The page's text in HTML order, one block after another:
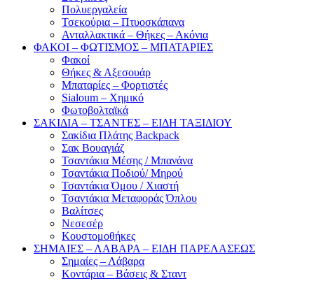
Πολυεργαλεία
Τσεκούρια – Πτυοσκάπανα
Ανταλλακτικά – Θήκες – Ακόνια
ΦΑΚΟΙ – ΦΩΤΙΣΜΟΣ – ΜΠΑΤΑΡΙΕΣ
Φακοί
Θήκες & Αξεσουάρ
Μπαταρίες – Φορτιστές
Sialoum – Χημικό
Φωτοβολταϊκά
ΣΑΚΙΔΙΑ – ΤΣΑΝΤΕΣ – ΕΙΔΗ ΤΑΞΙΔΙΟΥ
Σακίδια Πλάτης Backpack
Σακ Βουαγιάζ
Τσαντάκια Μέσης / Μπανάνα
Τσαντάκια Ποδιού/ Μηρού
Τσαντάκια Όμου / Χιαστή
Τσαντάκια Μεταφοράς Όπλου
Βαλίτσες
Νεσεσέρ
Κουστομοθήκες
ΣΗΜΑΙΕΣ – ΛΑΒΑΡΑ – ΕΙΔΗ ΠΑΡΕΛΑΣΕΩΣ
Σημαίες – Λάβαρα
Κοντάρια – Βάσεις & Σταντ